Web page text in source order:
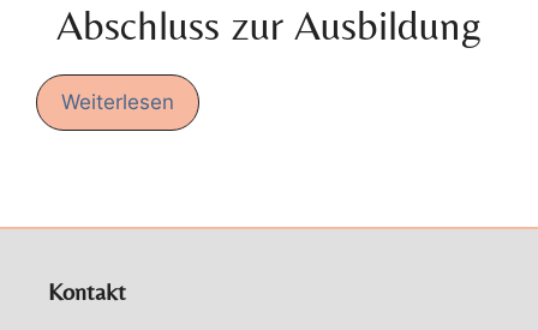
Abschluss zur Ausbildung
Weiterlesen
Kontakt